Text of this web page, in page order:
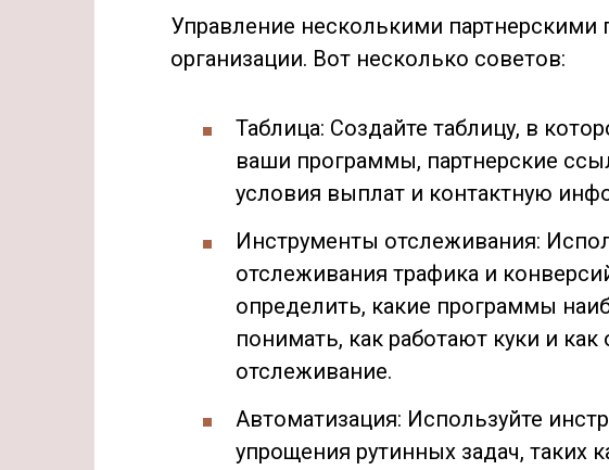
Управление несколькими партнерскими
организации. Вот несколько советов:
Таблица: Создайте таблицу, в
ваши программы, партнерские
условия выплат и контактную
Инструменты отслеживания:
отслеживания трафика и
определить, какие программы
понимать, как работают куки и
отслеживание.
Автоматизация: Используйте
упрощения рутинных задач, таких